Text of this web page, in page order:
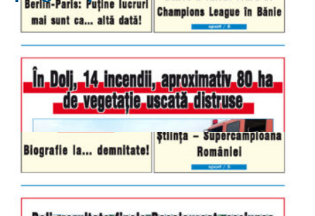
luni-vineri
9.00 - 17.00
duminică
9.00 - 12.00